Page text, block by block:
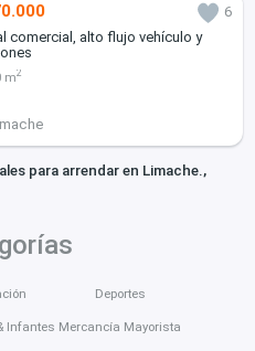
6
comercial, alto flujo vehículo y
m2
para arrendar en Limache.,
Infantes
Deportes
Mercancía Mayorista